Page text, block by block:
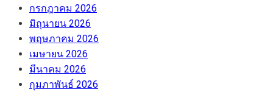
กรกฎาคม 2026
มิถุนายน 2026
พฤษภาคม 2026
เมษายน 2026
มีนาคม 2026
กุมภาพันธ์ 2026